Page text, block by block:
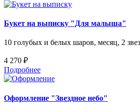
Букет на выписку "Для малыша"
10 голубых и белых шаров, месяц, 2
4 270 ₽
Подробнее
Оформление "Звездное небо"